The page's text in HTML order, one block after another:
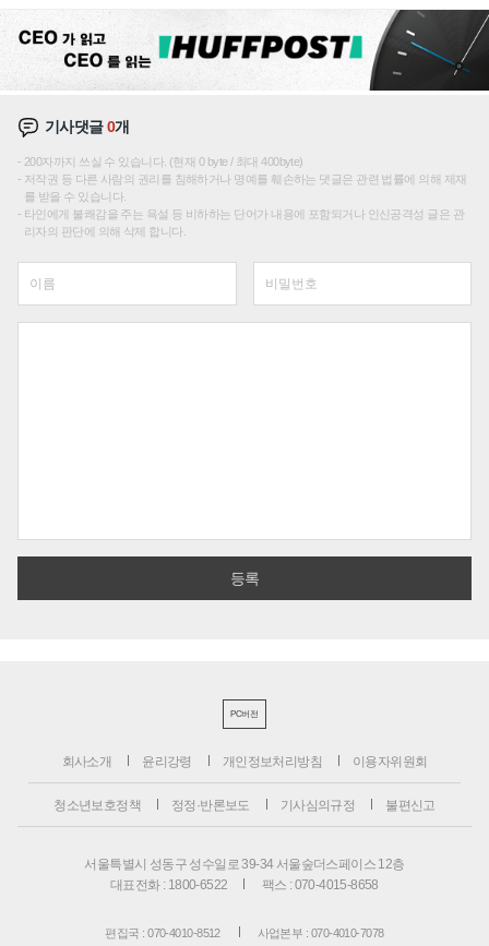
기사댓글0개
200자까지 쓰실 수 있습니다. (현재 0 byte / 최대 400byte)
저작권 등 다른 사람의 권리를 침해하거나 명예를 훼손하는 댓글은 관련 법률에 의해 제재
를 받을 수 있습니다.
타인에게 불쾌감을 주는 욕설 등 비하하는 단어가 내용에 포함되거나 인신공격성 글은 관
리자의 판단에 의해 삭제 합니다.
PC버전
회사소개 윤리강령 개인정보처리방침 이용자위원회
청소년보호정책 정정·반론보도 기사심의규정 불편신고
서울특별시 성동구 성수일로 39-34 서울숲더스페이스 12층
대표전화 : 1800-6522
팩스 : 070-4015-8658
편집국 : 070-4010-8512 사업본부 : 070-4010-7078